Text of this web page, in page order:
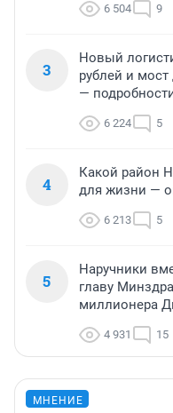
6 504 9
3
Новый
рублей и мост
—
6 224 5
4
Какой район
для жизни —
6 213 5
5
Наручники
главу
миллионера
4 931 15
МНЕНИЕ